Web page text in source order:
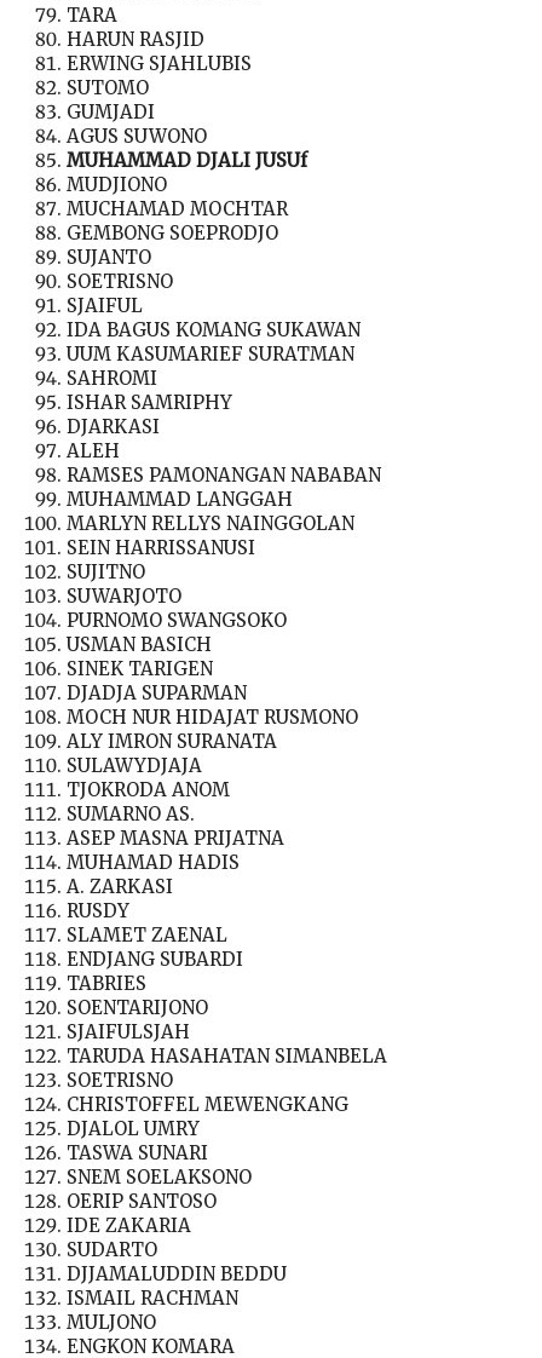
TARA
HARUN RASJID
ERWING SJAHLUBIS
SUTOMO
GUMJADI
AGUS SUWONO
MUHAMMAD DJALI JUSUf
MUDJIONO
MUCHAMAD MOCHTAR
GEMBONG SOEPRODJO
SUJANTO
SOETRISNO
SJAIFUL
IDA BAGUS KOMANG SUKAWAN
UUM KASUMARIEF SURATMAN
SAHROMI
ISHAR SAMRIPHY
DJARKASI
ALEH
RAMSES PAMONANGAN NABABAN
MUHAMMAD LANGGAH
MARLYN RELLYS NAINGGOLAN
SEIN HARRISSANUSI
SUJITNO
SUWARJOTO
PURNOMO SWANGSOKO
USMAN BASICH
SINEK TARIGEN
DJADJA SUPARMAN
MOCH NUR HIDAJAT RUSMONO
ALY IMRON SURANATA
SULAWYDJAJA
TJOKRODA ANOM
SUMARNO AS.
ASEP MASNA PRIJATNA
MUHAMAD HADIS
A. ZARKASI
RUSDY
SLAMET ZAENAL
ENDJANG SUBARDI
TABRIES
SOENTARIJONO
SJAIFULSJAH
TARUDA HASAHATAN SIMANBELA
SOETRISNO
CHRISTOFFEL MEWENGKANG
DJALOL UMRY
TASWA SUNARI
SNEM SOELAKSONO
OERIP SANTOSO
IDE ZAKARIA
SUDARTO
DJJAMALUDDIN BEDDU
ISMAIL RACHMAN
MULJONO
ENGKON KOMARA